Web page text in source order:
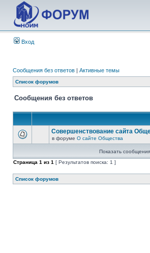
Вход
Сообщения без ответов | Активные темы
Список форумов
Сообщения без ответов
Совершенствование сайта
в форуме О сайте Общества
Показать
Страница 1 из 1 [ Результатов поиска: 1 ]
Список форумов